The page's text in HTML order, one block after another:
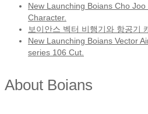
New Launching Boians Cho
Character.
보이안스 벡터 비행기와 항공기
New Launching Boians Vector
series 106 Cut.
About Boians